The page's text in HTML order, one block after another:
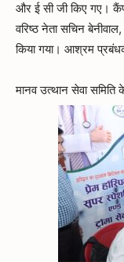
और ई सी जी किए गए। कैंप
वरिष्ठ नेता सचिन
किया गया। आश्रम
मानव उत्थान सेवा